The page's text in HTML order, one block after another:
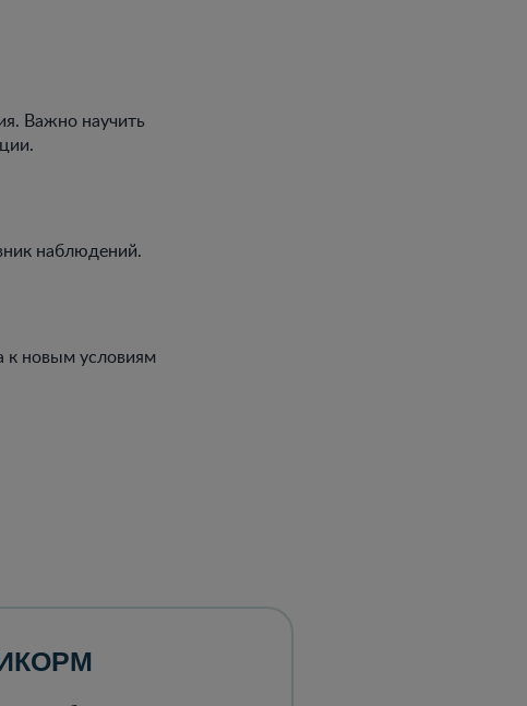
Важно научить
наблюдений.
к новым условиям